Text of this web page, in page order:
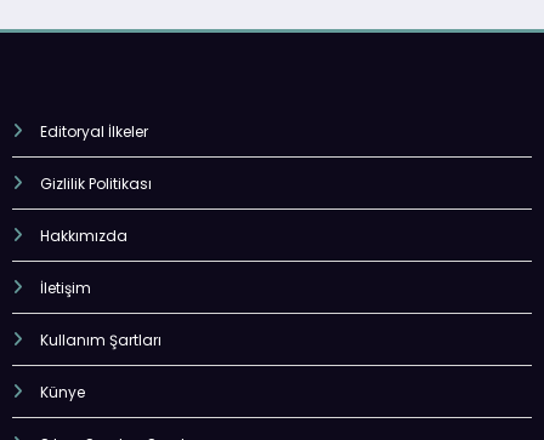
Editoryal İlkeler
Gizlilik Politikası
Hakkımızda
İletişim
Kullanım Şartları
Künye